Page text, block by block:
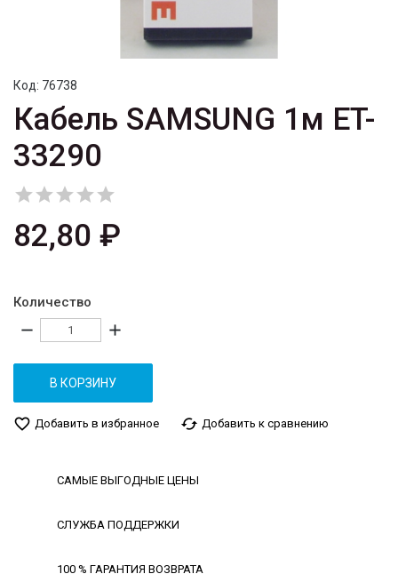
Код: 76738
Кабель SAMSUNG 1м ET-
33290

82,80 ₽
Количество
remove add
В КОРЗИНУ
favorite_border Добавить в избранное cached Добавить к сравнению
САМЫЕ ВЫГОДНЫЕ ЦЕНЫ
СЛУЖБА ПОДДЕРЖКИ
100 % ГАРАНТИЯ ВОЗВРАТА